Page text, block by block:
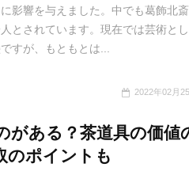
影響を与えました。中でも葛飾北斎
とされています。現在では芸術とし
すが、もともとは...
2022年02月
がある？茶道具の価値
のポイントも